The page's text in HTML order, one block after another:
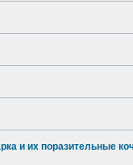
и их поразительные